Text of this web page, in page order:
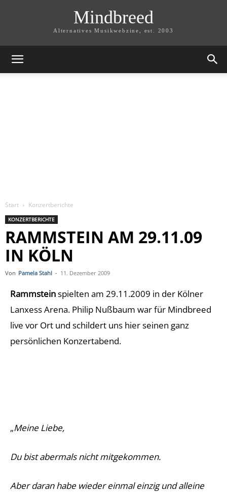
Mindbreed
Alternatives Musikwebzine, est. 2003
Start Konzertberichte
KONZERTBERICHTE
RAMMSTEIN AM 29.11.09
IN KÖLN
Von Pamela Stahl - 11. Dezember 2009
Rammsteinspielten am 29.11.2009 in der Kölner
Lanxess Arena. Philip Nußbaum war für Mindbreed
live vor Ort und schildert uns hier seinen ganz
persönlichen Konzertabend.
„Meine Liebe,
Du bist abermals nicht mitgekommen.
Aber daran habe wieder einmal einzig und alleine